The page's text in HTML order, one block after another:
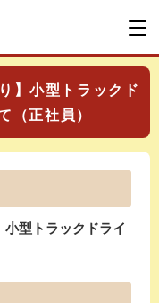
】小型トラックド
正社員）
小型トラックドライ